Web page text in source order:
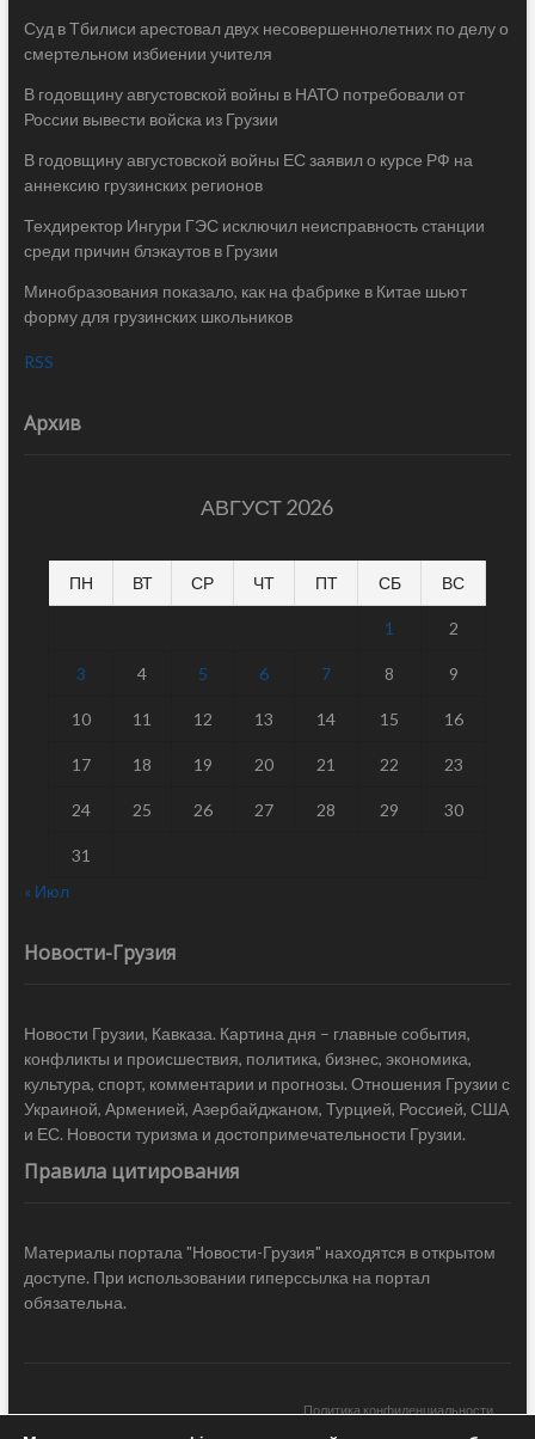
Суд в Тбилиси арестовал двух несовершеннолетних по делу о
смертельном избиении учителя
В годовщину августовской войны в НАТО потребовали от
России вывести войска из Грузии
В годовщину августовской войны ЕС заявил о курсе РФ на
аннексию грузинских регионов
Техдиректор Ингури ГЭС исключил неисправность станции
среди причин блэкаутов в Грузии
Минобразования показало, как на фабрике в Китае шьют
форму для грузинских школьников
RSS
Архив
АВГУСТ 2026
ПН ВТ СР ЧТ ПТ СБ ВС
1 2
3 4 5 6 7 8 9
10 11 12 13 14 15 16
17 18 19 20 21 22 23
24 25 26 27 28 29 30
31
« Июл
Новости-Грузия
Новости Грузии, Кавказа. Картина дня – главные события,
конфликты и происшествия, политика, бизнес, экономика,
культура, спорт, комментарии и прогнозы. Отношения Грузии с
Украиной, Арменией, Азербайджаном, Турцией, Россией, США
и ЕС. Новости туризма и достопримечательности Грузии.
Правила цитирования
Материалы портала "Новости-Грузия" находятся в открытом
доступе. При использовании гиперссылка на портал
обязательна.
Политика конфиденциальности